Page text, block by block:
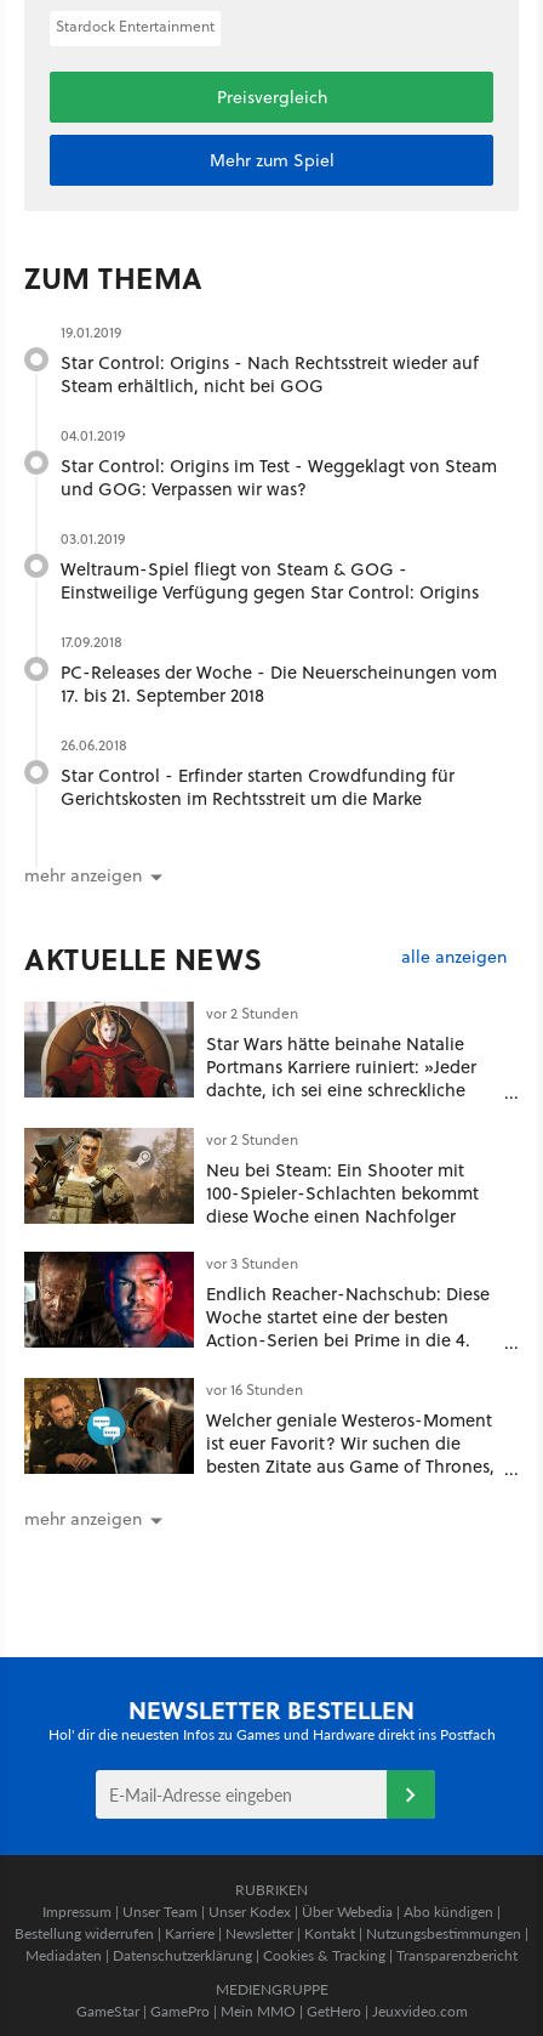
Stardock Entertainment
Preisvergleich
Mehr zum Spiel
ZUM THEMA
19.01.2019
Star Control: Origins - Nach Rechtsstreit wieder auf
Steam erhältlich, nicht bei GOG
04.01.2019
Star Control: Origins im Test - Weggeklagt von Steam
und GOG: Verpassen wir was?
03.01.2019
Weltraum-Spiel fliegt von Steam & GOG -
Einstweilige Verfügung gegen Star Control: Origins
17.09.2018
PC-Releases der Woche - Die Neuerscheinungen vom
17. bis 21. September 2018
26.06.2018
Star Control - Erfinder starten Crowdfunding für
Gerichtskosten im Rechtsstreit um die Marke
mehr anzeigen
AKTUELLE NEWS alle anzeigen
vor 2 Stunden
Star Wars hätte beinahe Natalie
Portmans Karriere ruiniert: »Jeder
dachte, ich sei eine schreckliche
vor 2 Stunden
Neu bei Steam: Ein Shooter mit
100-Spieler-Schlachten bekommt
diese Woche einen Nachfolger
vor 3 Stunden
Endlich Reacher-Nachschub: Diese
Woche startet eine der besten
Action-Serien bei Prime in die 4.
vor 16 Stunden
Welcher geniale Westeros-Moment
ist euer Favorit? Wir suchen die
besten Zitate aus Game of Thrones,
mehr anzeigen
NEWSLETTER BESTELLEN
Hol' dir die neuesten Infos zu Games und Hardware direkt ins Postfach
RUBRIKEN
Impressum | Unser Team | Unser Kodex | Über Webedia | Abo kündigen |
Bestellung widerrufen | Karriere | Newsletter | Kontakt | Nutzungsbestimmungen |
Mediadaten | Datenschutzerklärung | Cookies & Tracking | Transparenzbericht
MEDIENGRUPPE
GameStar| GamePro | Mein MMO | GetHero | Jeuxvideo.com